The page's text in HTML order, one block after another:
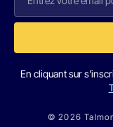
En cliquant sur
© 2026